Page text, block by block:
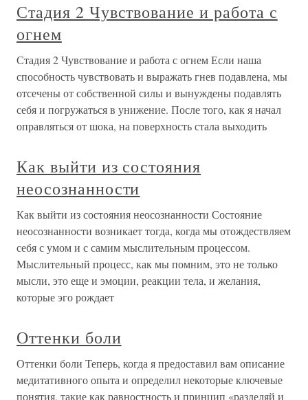
Стадия 2 Чувствование и работа с
огнем
Стадия 2 Чувствование и работа с огнем Если наша
способность чувствовать и выражать гнев подавлена, мы
отсечены от собственной силы и вынуждены подавлять
себя и погружаться в унижение. После того, как я начал
оправляться от шока, на поверхность стала выходить
Как выйти из состояния
неосознанности
Как выйти из состояния неосознанности Состояние
неосознанности возникает тогда, когда мы отождествляем
себя с умом и с самим мыслительным процессом.
Мыслительный процесс, как мы помним, это не только
мысли, это еще и эмоции, реакции тела, и желания,
которые эго рождает
Оттенки боли
Оттенки боли Теперь, когда я предоставил вам описание
медитативного опыта и определил некоторые ключевые
понятия, такие как равностность и принцип «разделяй и